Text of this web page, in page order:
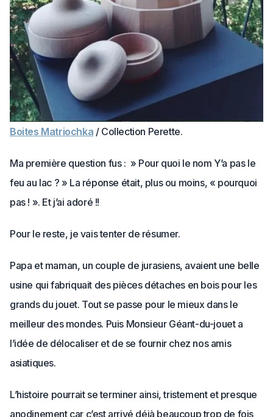
Boites Matriochka / Collection Perette.
Ma première question fus : » Pour quoi le nom Y’a pas le
feu au lac ? » La réponse était, plus ou moins, « pourquoi
pas ! ». Et j’ai adoré !!
Pour le reste, je vais tenter de résumer.
Papa et maman, un couple de jurasiens, avaient une belle
usine qui fabriquait des pièces détaches en bois pour les
grands du jouet. Tout se passe pour le mieux dans le
meilleur des mondes. Puis Monsieur Géant-du-jouet a
l’idée de délocaliser et de se fournir chez nos amis
asiatiques.
L’histoire pourrait se terminer ainsi, tristement et presque
anodinement car c’est arrivé déjà beaucoup trop de fois